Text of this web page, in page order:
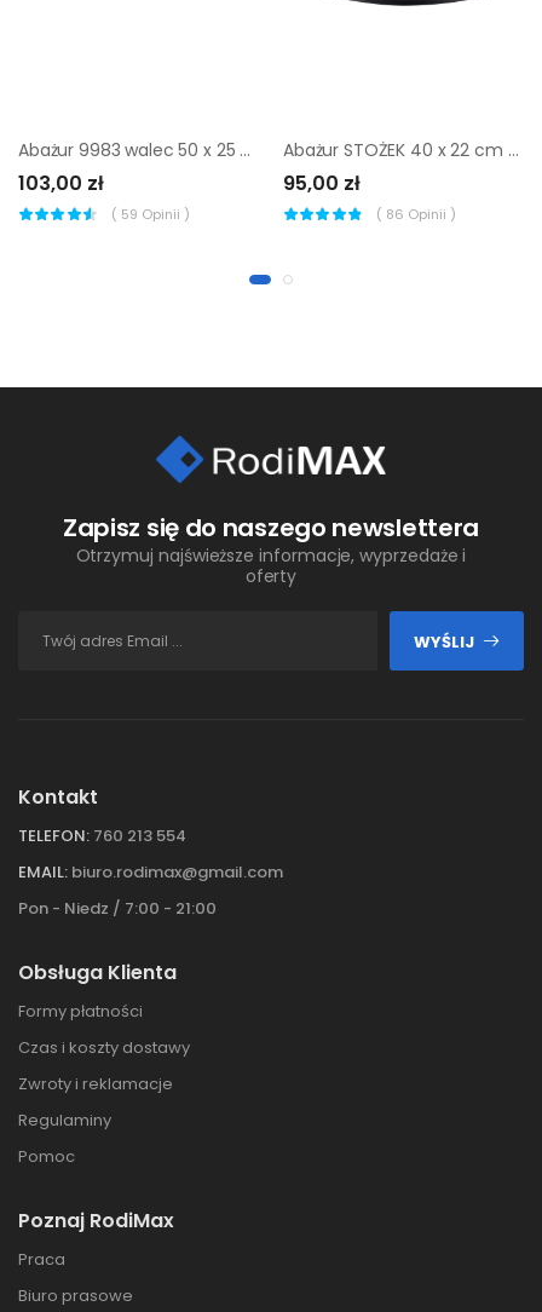
Abażur 9983 walec 50 x 25 cm tkanina beżowy E27 TK LIGHTING
103,00 zł
( 59 Opinii )
Abażur STOŻEK 40 x 22 cm tkanina czarno-złoty E27
95,00 zł
( 86 Opinii )
Zapisz się do naszego newslettera
Otrzymuj najświeższe informacje, wyprzedaże i
oferty
WYŚLIJ
Kontakt
TELEFON: 760 213 554
EMAIL: biuro.rodimax@gmail.com
Pon - Niedz / 7:00 - 21:00
Obsługa Klienta
Formy płatności
Czas i koszty dostawy
Zwroty i reklamacje
Regulaminy
Pomoc
Poznaj RodiMax
Praca
Biuro prasowe